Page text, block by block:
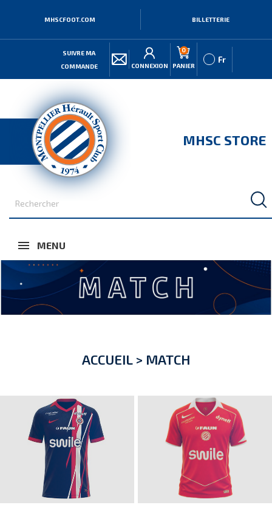
MHSCFOOT.COM BILLETTERIE
SUIVRE MA
COMMANDE
CONNEXION
0
PANIER
Fr
MHSC STORE
MENU
ACCUEIL > MATCH